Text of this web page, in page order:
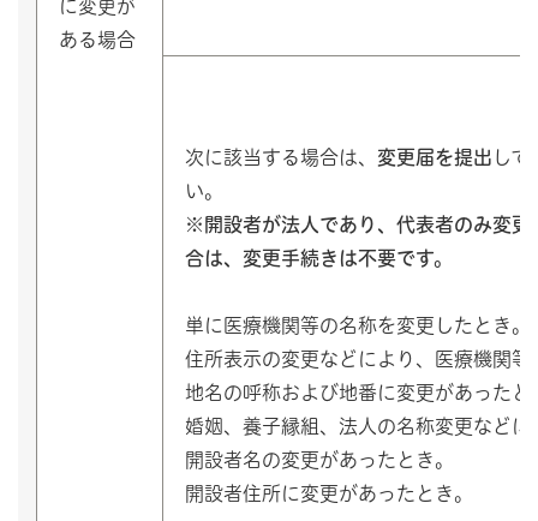
に変更が
ある場合
次に該当する場合は、 変更届を提出 して
い。
※開設者が法人であり、代表者のみ変更
合は、変更手続きは不要です。
単に医療機関等の名称を変更したとき。
住所表示の変更などにより、医療機関等
地名の呼称および地番に変更があったと
婚姻、養子縁組、法人の名称変更などに
開設者名の変更があったとき。
開設者住所に変更があったとき。